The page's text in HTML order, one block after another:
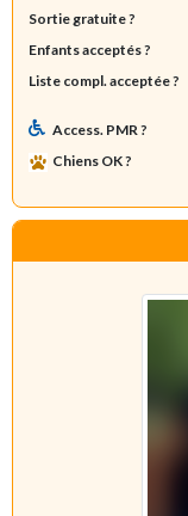
Sortie gratuite ?
Enfants acceptés ?
Liste compl. acceptée ?
Access. PMR ?
Chiens OK ?